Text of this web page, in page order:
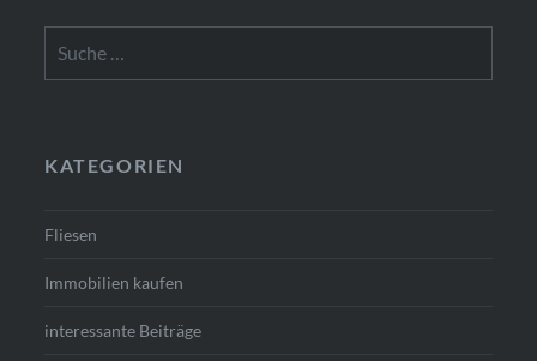
nach:
KATEGORIEN
Fliesen
Immobilien kaufen
interessante Beiträge